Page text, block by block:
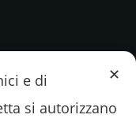
✕
e di
si autorizzano